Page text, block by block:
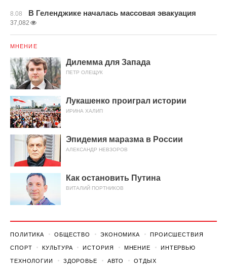
8.08 В Геленджике началась массовая эвакуация
37,082
МНЕНИЕ
Дилемма для Запада
ПЕТР ОЛЕЩУК
Лукашенко проиграл истории
ИРИНА ХАЛИП
Эпидемия маразма в России
АЛЕКСАНДР НЕВЗОРОВ
Как остановить Путина
ВИТАЛИЙ ПОРТНИКОВ
ПОЛИТИКА ОБЩЕСТВО ЭКОНОМИКА ПРОИСШЕСТВИЯ
СПОРТ КУЛЬТУРА ИСТОРИЯ МНЕНИЕ ИНТЕРВЬЮ
ТЕХНОЛОГИИ ЗДОРОВЬЕ АВТО ОТДЫХ